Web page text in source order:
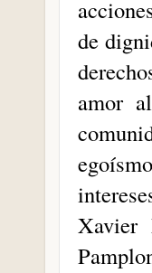
de
amor
Xavier